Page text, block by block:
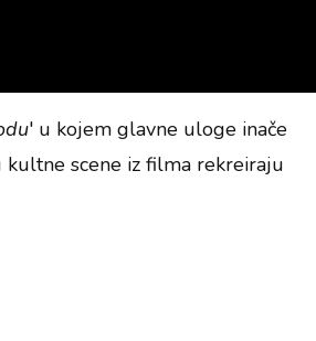
' u kojem glavne uloge inače
kultne scene iz filma rekreiraju